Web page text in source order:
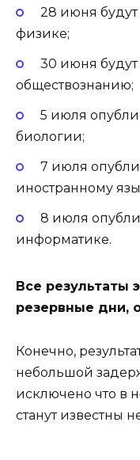
28 июня
физике;
30 июня будут
обществознанию;
5 июля
биологии;
7 июля
иностранному
8 июля
информатике.
Все результаты
резервные дни,
Конечно,
небольшой
исключено что в
станут известны